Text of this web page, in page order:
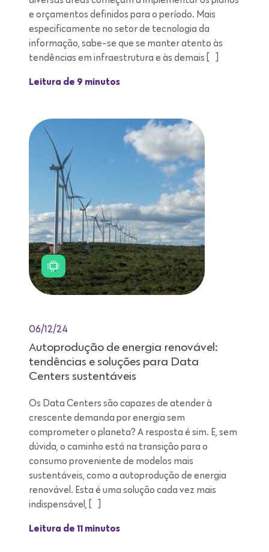
e orçamentos definidos para o período. Mais
especificamente no setor de tecnologia da
informação, sabe-se que se manter atento às
tendências em infraestrutura e às demais […]
Leitura de 9 minutos
06/12/24
Autoprodução de energia renovável:
tendências e soluções para Data
Centers sustentáveis
Os Data Centers são capazes de atender à
crescente demanda por energia sem
comprometer o planeta? A resposta é sim. E, sem
dúvida, o caminho está na transição para o
consumo proveniente de modelos mais
sustentáveis, como a autoprodução de energia
renovável. Esta é uma solução cada vez mais
indispensável, […]
Leitura de 11 minutos